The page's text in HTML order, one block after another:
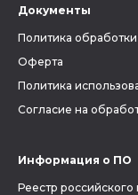
Документы
Политика
Оферта
Политика
Согласие на
Информация о ПО
Реестр